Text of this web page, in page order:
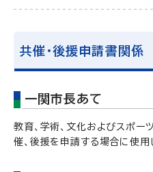
共催・後援申請書関係
一関市長あて
教育、学術、文化およびスポー
催、後援を申請する場合に使用